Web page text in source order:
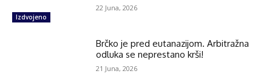
Izdvojeno
22 Juna, 2026
Brčko je pred eutanazijom. Arbitražna
odluka se neprestano krši!
21 Juna, 2026